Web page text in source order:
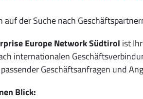
auf der Suche nach
Europe Network Südtirol ist
internationalen
Geschäftsanfragen und
Blick: